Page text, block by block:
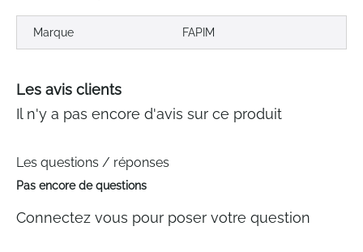
Marque FAPIM
Les avis clients
Il n'y a pas encore d'avis sur ce produit
Les questions / réponses
Pas encore de questions
Connectez vous pour poser votre question